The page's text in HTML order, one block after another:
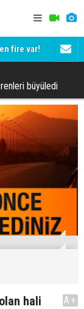
fire var! Siyaset-
büyüledi
hali
A+